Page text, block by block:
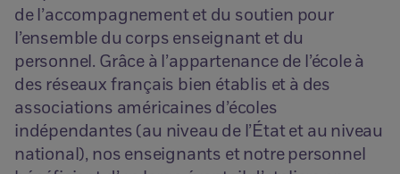
de l’accompagnement et du soutien pour
l’ensemble du corps enseignant et du
personnel. Grâce à l’appartenance de l’école à
des réseaux français bien établis et à des
associations américaines d’écoles
indépendantes (au niveau de l’État et au niveau
national), nos enseignants et notre personnel